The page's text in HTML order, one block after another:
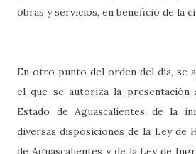
obras y servicios, en beneficio de la
En otro punto del orden del día, se
el que se autoriza la presentación
Estado de Aguascalientes de la
diversas disposiciones de la Ley de
de Aguascalientes y de la Ley de